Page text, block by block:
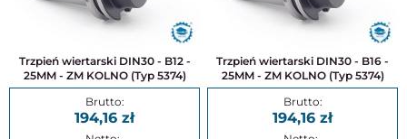
Trzpień wiertarski DIN30 - B12 -
25MM - ZM KOLNO (Typ 5374)
194,16
Trzpień wiertarski DIN30 - B16 -
25MM - ZM KOLNO (Typ 5374)
194,16